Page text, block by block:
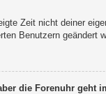
Zeit nicht deiner
Benutzern
die Forenuhr geht